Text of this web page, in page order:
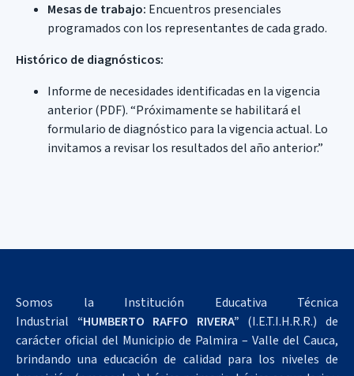
Mesas de trabajo: Encuentros presenciales
programados con los representantes de cada grado.
Histórico de diagnósticos:
Informe de necesidades identificadas en la vigencia
anterior (PDF). “Próximamente se habilitará el
formulario de diagnóstico para la vigencia actual. Lo
invitamos a revisar los resultados del año anterior.”
Somos la Institución Educativa Técnica
Industrial “HUMBERTO RAFFO RIVERA” (I.E.T.I.H.R.R.) de
carácter oficial del Municipio de Palmira – Valle del Cauca,
brindando una educación de calidad para los niveles de